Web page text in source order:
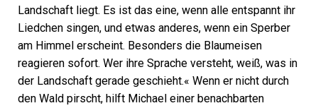
Landschaft liegt. Es ist das eine, wenn alle entspannt ihr
Liedchen singen, und etwas anderes, wenn ein Sperber
am Himmel erscheint. Besonders die Blaumeisen
reagieren sofort. Wer ihre Sprache versteht, weiß, was in
der Landschaft gerade geschieht.« Wenn er nicht durch
den Wald pirscht, hilft Michael einer benachbarten